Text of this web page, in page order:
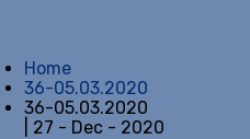
Home
36-05.03.2020
36-05.03.2020
| 27 - Dec - 2020